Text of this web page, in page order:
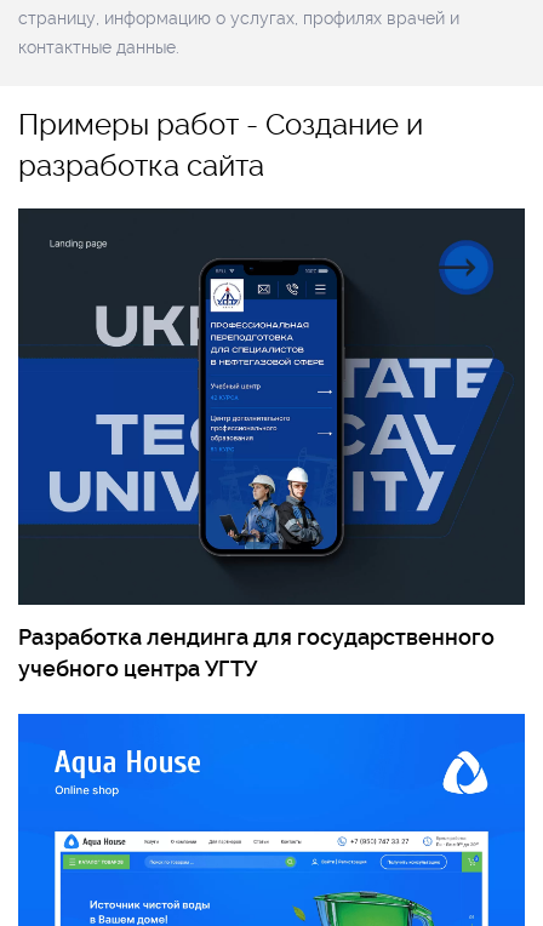
страницу, информацию о услугах, профилях врачей и
контактные данные.
Примеры работ - Создание и
разработка сайта
Разработка лендинга для государственного
учебного центра УГТУ